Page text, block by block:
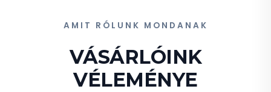
AMIT RÓLUNK MONDANAK
VÁSÁRLÓINK
VÉLEMÉNYE